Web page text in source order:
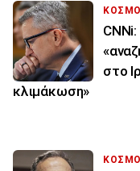
στο
κλιμάκωση»